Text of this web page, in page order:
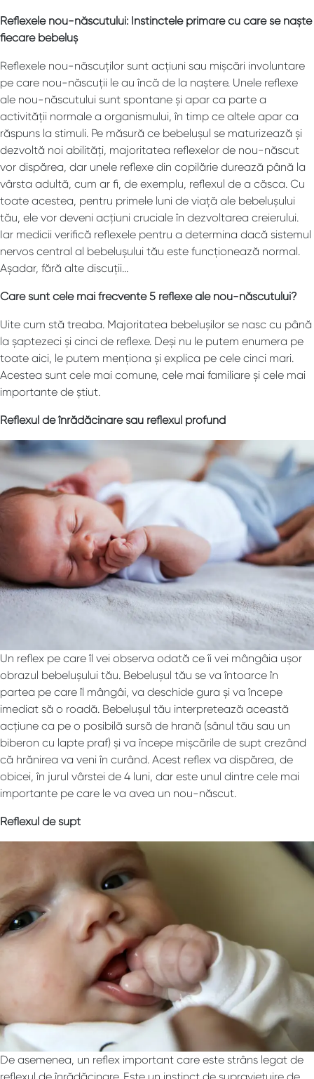
Reflexele nou-născutului: Instinctele primare cu care se naște
fiecare bebeluș
Reflexele nou-născuților sunt acțiuni sau mișcări involuntare
pe care nou-născuții le au încă de la naștere. Unele reflexe
ale nou-născutului sunt spontane și apar ca parte a
activității normale a organismului, în timp ce altele apar ca
răspuns la stimuli. Pe măsură ce bebelușul se maturizează și
dezvoltă noi abilități, majoritatea reflexelor de nou-născut
vor dispărea, dar unele reflexe din copilărie durează până la
vârsta adultă, cum ar fi, de exemplu, reflexul de a căsca. Cu
toate acestea, pentru primele luni de viață ale bebelușului
tău, ele vor deveni acțiuni cruciale în dezvoltarea creierului.
Iar medicii verifică reflexele pentru a determina dacă sistemul
nervos central al bebelușului tău este funcționează normal.
Așadar, fără alte discuții…
Care sunt cele mai frecvente 5 reflexe ale nou-născutului?
Uite cum stă treaba. Majoritatea bebelușilor se nasc cu până
la șaptezeci și cinci de reflexe. Deși nu le putem enumera pe
toate aici, le putem menționa și explica pe cele cinci mari.
Acestea sunt cele mai comune, cele mai familiare și cele mai
importante de știut.
Reflexul de înrădăcinare sau reflexul profund
Un reflex pe care îl vei observa odată ce îi vei mângâia ușor
obrazul bebelușului tău. Bebelușul tău se va întoarce în
partea pe care îl mângâi, va deschide gura și va începe
imediat să o roadă. Bebelușul tău interpretează această
acțiune ca pe o posibilă sursă de hrană (sânul tău sau un
biberon cu lapte praf) și va începe mișcările de supt crezând
că hrănirea va veni în curând. Acest reflex va dispărea, de
obicei, în jurul vârstei de 4 luni, dar este unul dintre cele mai
importante pe care le va avea un nou-născut.
Reflexul de supt
De asemenea, un reflex important care este strâns legat de